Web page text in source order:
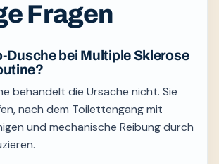
Fragen
Dusche bei Multiple Sklerose
behandelt die Ursache nicht. Sie
nach dem Toilettengang mit
und mechanische Reibung durch